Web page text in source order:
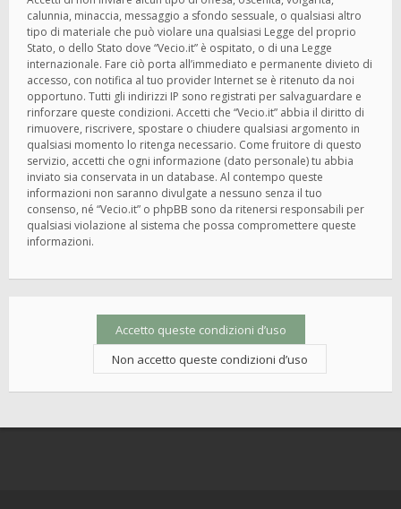
calunnia, minaccia, messaggio a sfondo sessuale, o qualsiasi altro
tipo di materiale che può violare una qualsiasi Legge del proprio
Stato, o dello Stato dove “Vecio.it” è ospitato, o di una Legge
internazionale. Fare ciò porta all’immediato e permanente divieto di
accesso, con notifica al tuo provider Internet se è ritenuto da noi
opportuno. Tutti gli indirizzi IP sono registrati per salvaguardare e
rinforzare queste condizioni. Accetti che “Vecio.it” abbia il diritto di
rimuovere, riscrivere, spostare o chiudere qualsiasi argomento in
qualsiasi momento lo ritenga necessario. Come fruitore di questo
servizio, accetti che ogni informazione (dato personale) tu abbia
inviato sia conservata in un database. Al contempo queste
informazioni non saranno divulgate a nessuno senza il tuo
consenso, né “Vecio.it” o phpBB sono da ritenersi responsabili per
qualsiasi violazione al sistema che possa compromettere queste
informazioni.